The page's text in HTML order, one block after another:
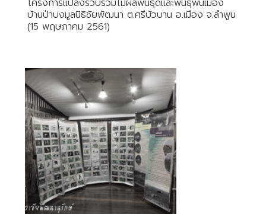
โครงการแปลงรวบรวมไม้ผลพันธุ์ดีและพันธุ์พื้นเมือง
บ้านป่าบงมูลนิธิชัยพัฒนา ต.ศรีบัวบาน อ.เมือง จ.ลำพูน
(15 พฤษภาคม 2561)